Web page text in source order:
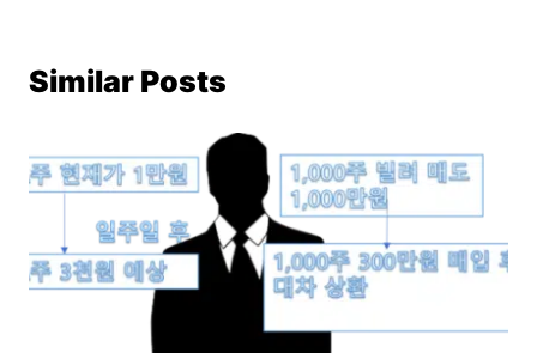
Similar Posts